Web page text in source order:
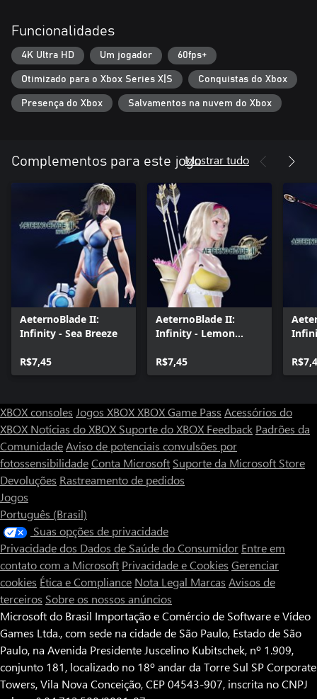
Funcionalidades
4K Ultra HD Um jogador 60fps+
Otimizado para o Xbox Series X|S Conquistas do Xbox
Presença do Xbox Salvamentos na nuvem do Xbox
Complementos para este jogoMostrar tudo
AeternoBlade II:
Infinity - Sea Breeze
R$7,45
AeternoBlade II:
Infinity - Lemon
R$7,45
XBOX consoles Jogos XBOXXBOX Game Pass Acessórios do
XBOX Notícias do XBOX Suporte do XBOX Feedback Padrões da
ComunidadeAviso de potenciais convulsões por
fotossensibilidadeConta Microsoft Suporte da Microsoft Store
Devoluções Rastreamento de pedidos
Jogos
Português (Brasil)
Suas opções de privacidade
Privacidade dos Dados de Saúde do Consumidor Entre em
contato com a Microsoft Privacidade e Cookies Gerenciar
cookies Ética e Compliance Nota Legal Marcas Avisos de
terceiros Sobre os nossos anúncios
Microsoft do Brasil Importação e Comércio de Software e Vídeo
Games Ltda., com sede na cidade de São Paulo, Estado de São
Paulo, na Avenida Presidente Juscelino Kubitschek, nº 1.909,
conjunto 181, localizado no 18º andar da Torre Sul SP Corporate
Towers, Vila Nova Conceição, CEP 04543-907, inscrita no CNPJ